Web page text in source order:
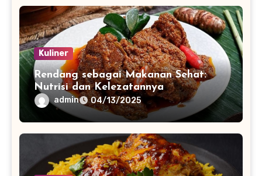
Kuliner
Rendang sebagai Makanan Sehat:
Nutrisi dan Kelezatannya
admin 04/13/2025